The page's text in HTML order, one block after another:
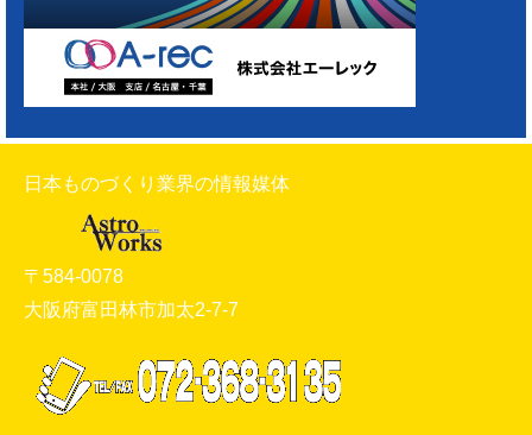
日本ものづくり業界の情報媒体
〒584-0078
大阪府富田林市加太2-7-7